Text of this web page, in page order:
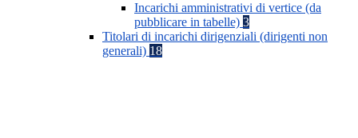
Incarichi amministrativi di vertice (da
pubblicare in tabelle) 3
Titolari di incarichi dirigenziali (dirigenti non
generali) 18